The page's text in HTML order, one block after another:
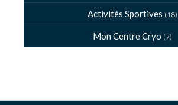
Activités Sportives (18)
Mon Centre Cryo (7)